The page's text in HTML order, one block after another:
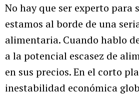
No hay que ser experto para
estamos al borde de una
alimentaria. Cuando hablo
a la potencial escasez de
en sus precios. En el corto
inestabilidad económica